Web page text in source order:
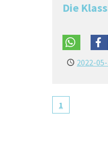
Die
2022-05-
1